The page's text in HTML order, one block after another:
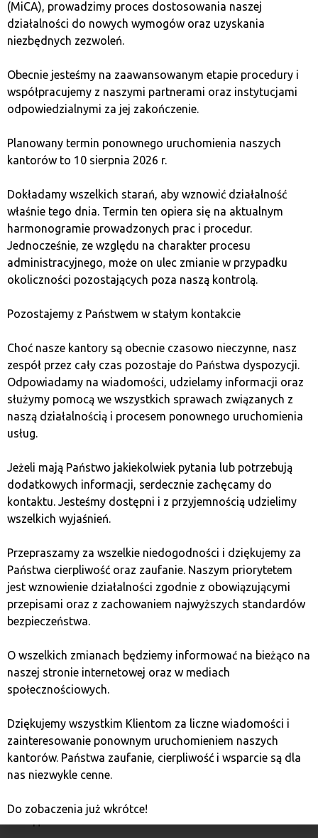
может быть подходящим выбором.
Chainlink (link)
Chainlink предоставляет блокчейнам ключевые
внешние данные, позволяя интегрировать смарт-
незаменимы в мире DeFi, страхования и многих
других секторах, где требуются точные данные. По
растёт спрос на услуги Chainlink. В следующем году
можно ожидать расширения его услуг, включая
развитие децентрализованных сетей оракулов для
поддержки более сложных приложений. Как
инвестор, вы получите возможность участвовать в
проекте, который соединяет блокчейн с
Avalanche (AVAX)
Avalanche получила признание благодаря своей
способности обрабатывать тысячи транзакций в
секунду при низких затратах. Уникальный механизм
консенсуса Avalanche делает сеть не только
решение для предприятий и проектов DeFi, которым
нужны масштабируемые и эффективные решения.
Партнёрства с крупными игроками в финансовой
индустрии и развитие децентрализованных
этого проекта на рынке. Если вы ищете инвестицию
в технологически продвинутую платформу,
Avalanche может быть интересным вариантом.
Cosmos стремится создать экосистему,
обеспечивающую их взаимодействие и обмен
данными. Его модель «Интернета блокчейнов»
привлекает разработчиков, которым нужны
инструменты для создания масштабируемых и
инвесторов, заинтересованных в участии в
(MiCA), prowadzimy proces dostosowania naszej
działalności do nowych wymogów oraz uzyskania
niezbędnych zezwoleń.
Obecnie jesteśmy na zaawansowanym etapie procedury i
współpracujemy z naszymi partnerami oraz instytucjami
odpowiedzialnymi za jej zakończenie.
Planowany termin ponownego uruchomienia naszych
kantorów to 10 sierpnia 2026 r.
Dokładamy wszelkich starań, aby wznowić działalność
właśnie tego dnia. Termin ten opiera się na aktualnym
harmonogramie prowadzonych prac i procedur.
Jednocześnie, ze względu na charakter procesu
administracyjnego, może on ulec zmianie w przypadku
okoliczności pozostających poza naszą kontrolą.
Pozostajemy z Państwem w stałym kontakcie
Choć nasze kantory są obecnie czasowo nieczynne, nasz
zespół przez cały czas pozostaje do Państwa dyspozycji.
Odpowiadamy na wiadomości, udzielamy informacji oraz
służymy pomocą we wszystkich sprawach związanych z
naszą działalnością i procesem ponownego uruchomienia
usług.
Jeżeli mają Państwo jakiekolwiek pytania lub potrzebują
dodatkowych informacji, serdecznie zachęcamy do
kontaktu. Jesteśmy dostępni i z przyjemnością udzielimy
wszelkich wyjaśnień.
Przepraszamy za wszelkie niedogodności i dziękujemy za
Państwa cierpliwość oraz zaufanie. Naszym priorytetem
jest wznowienie działalności zgodnie z obowiązującymi
przepisami oraz z zachowaniem najwyższych standardów
bezpieczeństwa.
O wszelkich zmianach będziemy informować na bieżąco na
naszej stronie internetowej oraz w mediach
społecznościowych.
Dziękujemy wszystkim Klientom za liczne wiadomości i
zainteresowanie ponownym uruchomieniem naszych
kantorów. Państwa zaufanie, cierpliwość i wsparcie są dla
nas niezwykle cenne.
Do zobaczenia już wkrótce!